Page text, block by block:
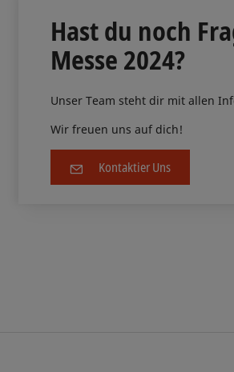
Hast du noch
Messe 2024?
Unser Team steht dir mit allen
Wir freuen uns auf dich!
Kontaktier Uns